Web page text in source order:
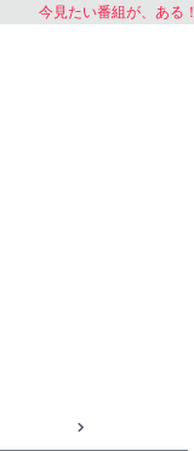
今見たい番組が、ある！